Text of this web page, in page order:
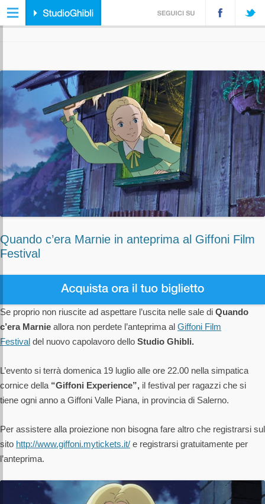
Quando c’era Marnie in anteprima al Giffoni Film
Festival
Se proprio non riuscite ad aspettare l’uscita nelle sale di Quando
c’era Marnie allora non perdete l’anteprima al Giffoni Film
Festival del nuovo capolavoro dello Studio Ghibli.
L’evento si terrà domenica 19 luglio alle ore 22.00 nella simpatica
cornice della “Giffoni Experience”, il festival per ragazzi che si
tiene ogni anno a Giffoni Valle Piana, in provincia di Salerno.
Per assistere alla proiezione non bisogna fare altro che registrarsi sul
sito http://www.giffoni.mytickets.it/ e registrarsi gratuitamente per
l’anteprima.